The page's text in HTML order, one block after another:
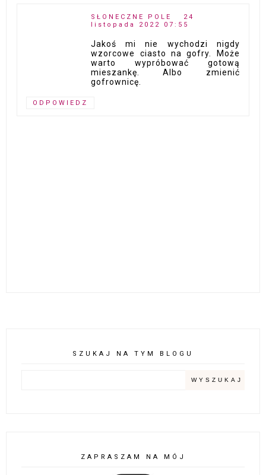
SŁONECZNE POLE
24
listopada 2022 07:55
Jakoś mi nie wychodzi nigdy
wzorcowe ciasto na gofry. Może
warto wypróbować gotową
mieszankę. Albo zmienić
gofrownicę.
ODPOWIEDZ
SZUKAJ NA TYM BLOGU
ZAPRASZAM NA MÓJ